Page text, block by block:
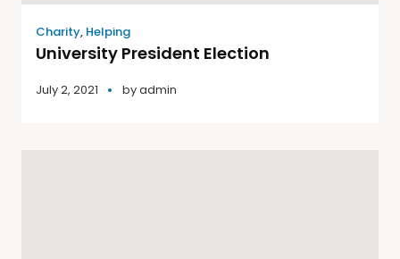
Charity, Helping
University President Election
July 2, 2021 byadmin